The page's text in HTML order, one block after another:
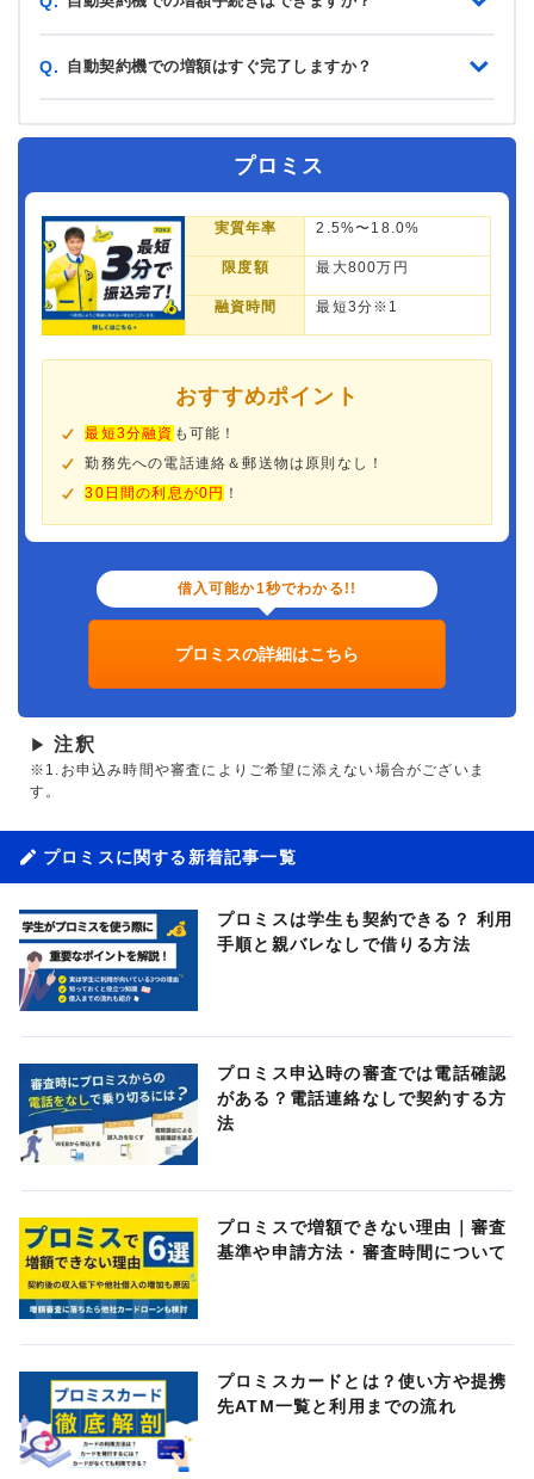
Q. 自動契約機での増額はすぐ完了しますか？
プロミス
実質年率 2.5%〜18.0%
限度額 最大800万円
融資時間 最短3分※1
おすすめポイント
最短3分融資 も可能！
勤務先への電話連絡＆郵送物は原則なし！
30日間の利息が0円 ！
借入可能か1秒でわかる!!
プロミスの詳細はこちら
▶ 注釈
※1.お申込み時間や審査によりご希望に添えない場合がございま
す。
プロミスに関する新着記事一覧
プロミスは学生も契約できる？ 利用
手順と親バレなしで借りる方法
プロミス申込時の審査では電話確認
がある？電話連絡なしで契約する方
法
プロミスで増額できない理由｜審査
基準や申請方法・審査時間について
プロミスカードとは？使い方や提携
先ATM一覧と利用までの流れ